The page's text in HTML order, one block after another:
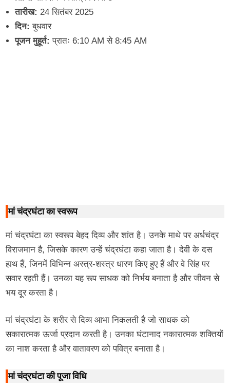
तारीख: 24 सितंबर 2025
दिन: बुधवार
पूजन मुहूर्त: प्रातः 6:10 AM से 8:45 AM
मां चंद्रघंटा का स्वरूप
मां चंद्रघंटा का स्वरूप बेहद दिव्य और शांत है। उनके माथे पर अर्धचंद्र
विराजमान है, जिसके कारण उन्हें चंद्रघंटा कहा जाता है। देवी के दस
हाथ हैं, जिनमें विभिन्न अस्त्र-शस्त्र धारण किए हुए हैं और वे सिंह पर
सवार रहती हैं। उनका यह रूप साधक को निर्भय बनाता है और जीवन से
भय दूर करता है।
मां चंद्रघंटा के शरीर से दिव्य आभा निकलती है जो साधक को
सकारात्मक ऊर्जा प्रदान करती है। उनका घंटानाद नकारात्मक शक्तियों
का नाश करता है और वातावरण को पवित्र बनाता है।
मां चंद्रघंटा की पूजा विधि